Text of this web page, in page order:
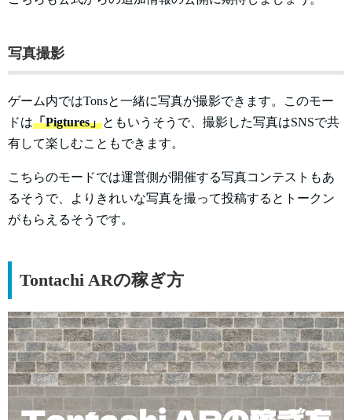
写真撮影
ゲーム内ではTonsと一緒に写真が撮影できます。このモー
ドは「Pigtures」ともいうそうで、撮影した写真はSNSで共
有して楽しむこともできます。
こちらのモードでは運営側が開催する写真コンテストもあ
るそうで、よりきれいな写真を撮って投稿するとトークン
がもらえるそうです。
Tontachi ARの稼ぎ方